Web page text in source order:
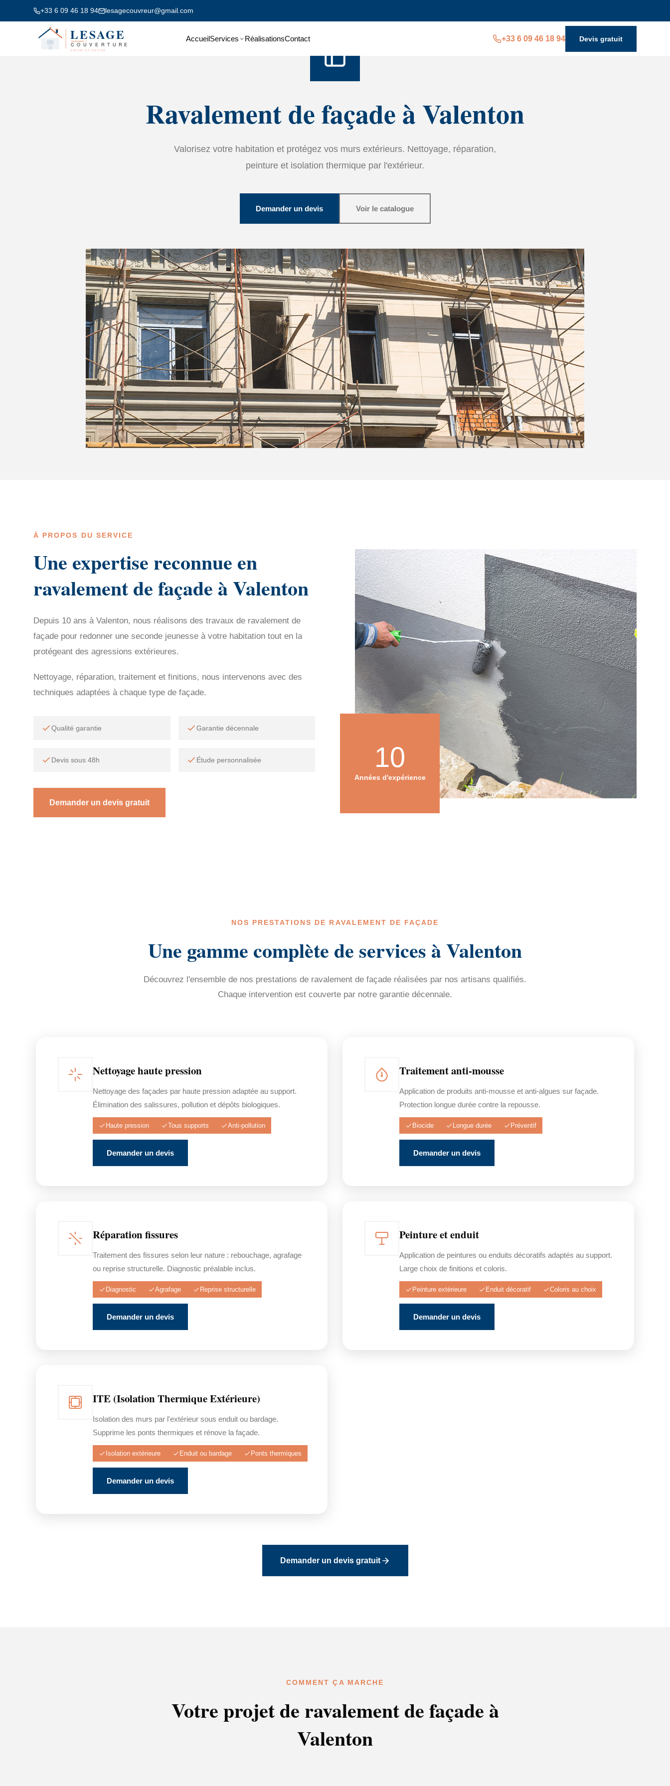
+33 6 09 46 18 94 lesagecouvreur@gmail.com
AccueilServices RéalisationsContact +33 6 09 46 18 94 Devis gratuit
Ravalement de façade à Valenton
Valorisez votre habitation et protégez vos murs extérieurs. Nettoyage, réparation,
peinture et isolation thermique par l'extérieur.
Demander un devis Voir le catalogue
À PROPOS DU SERVICE
Une expertise reconnue en
ravalement de façade à Valenton
Depuis 10 ans à Valenton, nous réalisons des travaux de ravalement de
façade pour redonner une seconde jeunesse à votre habitation tout en la
protégeant des agressions extérieures.
Nettoyage, réparation, traitement et finitions, nous intervenons avec des
techniques adaptées à chaque type de façade.
Qualité garantie Garantie décennale
Devis sous 48h Étude personnalisée
Demander un devis gratuit
10
Années d'expérience
NOS PRESTATIONS DE RAVALEMENT DE FAÇADE
Une gamme complète de services à Valenton
Découvrez l'ensemble de nos prestations de ravalement de façade réalisées par nos artisans qualifiés.
Chaque intervention est couverte par notre garantie décennale.
Nettoyage haute pression
Nettoyage des façades par haute pression adaptée au support.
Élimination des salissures, pollution et dépôts biologiques.
Haute pression Tous supports Anti-pollution
Demander un devis
Traitement anti-mousse
Application de produits anti-mousse et anti-algues sur façade.
Protection longue durée contre la repousse.
Biocide Longue durée Préventif
Demander un devis
Réparation fissures
Traitement des fissures selon leur nature : rebouchage, agrafage
ou reprise structurelle. Diagnostic préalable inclus.
Diagnostic Agrafage Reprise structurelle
Demander un devis
Peinture et enduit
Application de peintures ou enduits décoratifs adaptés au support.
Large choix de finitions et coloris.
Peinture extérieure Enduit décoratif Coloris au choix
Demander un devis
ITE (Isolation Thermique Extérieure)
Isolation des murs par l'extérieur sous enduit ou bardage.
Supprime les ponts thermiques et rénove la façade.
Isolation extérieure Enduit ou bardage Ponts thermiques
Demander un devis
Demander un devis gratuit
COMMENT ÇA MARCHE
Votre projet de ravalement de façade à
Valenton